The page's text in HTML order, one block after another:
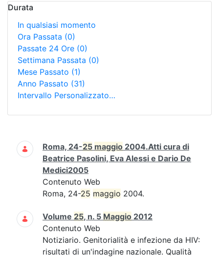
Durata
In qualsiasi momento
Ora Passata (0)
Passate 24 Ore (0)
Settimana Passata (0)
Mese Passato (1)
Anno Passato (31)
Intervallo Personalizzato…
Ricerca
Roma, 24-25 maggio 2004.Atti cura di
Beatrice Pasolini, Eva Alessi e Dario De
Medici2005
Contenuto Web
Roma, 24-25 maggio 2004.
Volume 25, n. 5 Maggio 2012
Contenuto Web
Notiziario. Genitorialità e infezione da HIV:
risultati di un'indagine nazionale. Qualità